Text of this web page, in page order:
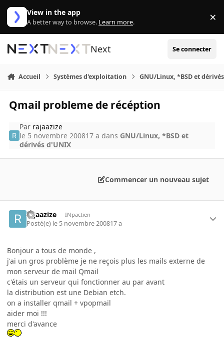
Aller au contenu
View in the app
A better way to browse. Learn more. ×
Next Se connecter
Accueil Systèmes d'exploitation GNU/Linux, *BSD et
Qmail probleme de récéption
Par rajaazize
le 5 novembre 200817 a dans GNU/Linux, *BSD et
dérivés d'UNIX
Commencer un nouveau sujet
rajaazize INpactien
Posté(e) le 5 novembre 200817 a
Bonjour a tous de monde ,
j'ai un gros problème je ne reçois plus les mails externe de
mon serveur de mail Qmail
c'étais un serveur qui fonctionner au par avant
la distribution est une Debian etch.
on a installer qmail + vpopmail
aider moi !!!
merci d'avance